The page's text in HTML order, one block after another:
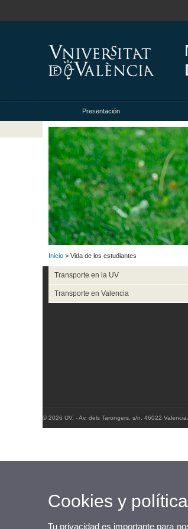
Presentación
Inicio > Vida de los estudiantes
Transporte en la UV
Transporte en Valencia
© 2026 UV. - Av. dels Tarongers, s/n. 46022
Cookies y
Tu privacidad es importante para